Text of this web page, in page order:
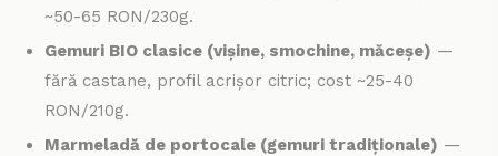
~50-65 RON/230g.
Gemuri BIO clasice (vișine, smochine, măceșe) —
fără castane, profil acrișor citric; cost ~25-40
RON/210g.
Marmeladă de portocale (gemuri tradiționale) —